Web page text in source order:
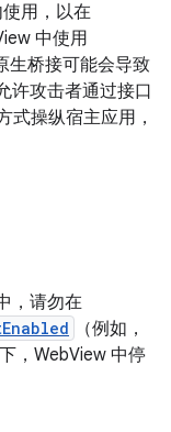
用，以在
中使用
生桥接可能会导致
许攻击者通过接口
式操纵宿主应用，
，请勿在
（例如，
，WebView 中停